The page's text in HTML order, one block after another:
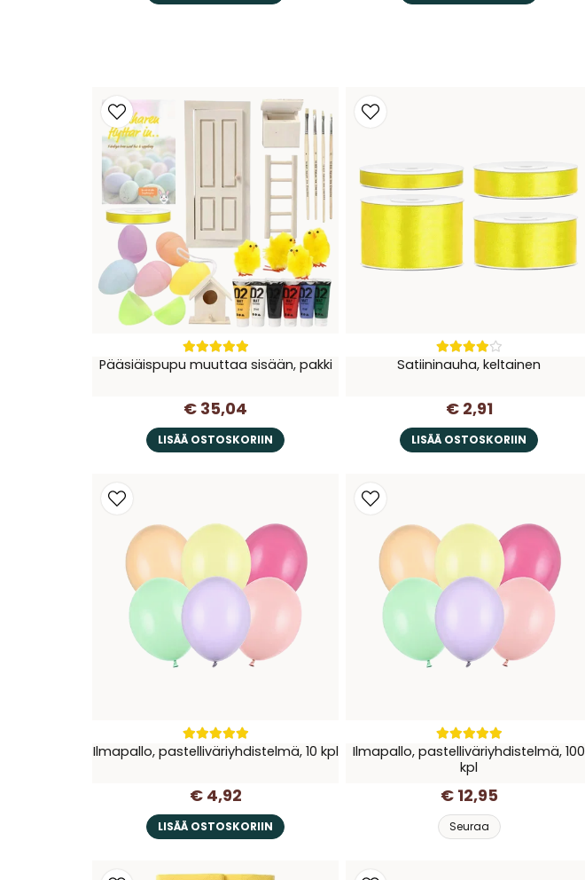
Pääsiäispupu muuttaa sisään, pakki
€ 35,04
LISÄÄ OSTOSKORIIN
Satiininauha, keltainen
€ 2,91
LISÄÄ OSTOSKORIIN
Ilmapallo, pastelliväriyhdistelmä, 10 kpl
€ 4,92
LISÄÄ OSTOSKORIIN
Ilmapallo, pastelliväriyhdistelmä, 100
kpl
€ 12,95
Seuraa